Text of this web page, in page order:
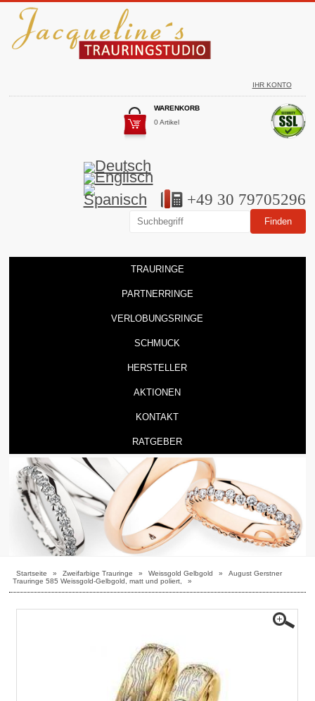
IHR KONTO
WARENKORB
0 Artikel
+49 30 79705296
TRAURINGE
PARTNERRINGE
VERLOBUNGSRINGE
SCHMUCK
HERSTELLER
AKTIONEN
KONTAKT
RATGEBER
Startseite » Zweifarbige Trauringe » Weissgold Gelbgold »
August Gerstner
Trauringe 585 Weissgold-Gelbgold, matt und poliert,
»